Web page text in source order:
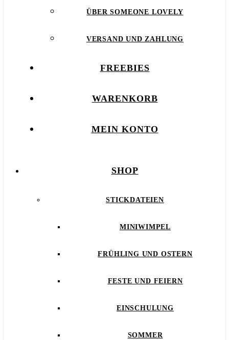
ÜBER SOMEONE LOVELY
VERSAND UND ZAHLUNG
FREEBIES
WARENKORB
MEIN KONTO
SHOP
STICKDATEIEN
MINIWIMPEL
FRÜHLING UND OSTERN
FESTE UND FEIERN
EINSCHULUNG
SOMMER